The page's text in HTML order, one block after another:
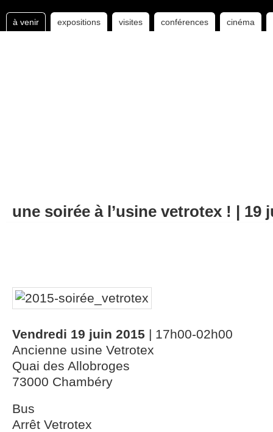
à venir expositions visites conférences cinéma
une soirée à l’usine vetrotex ! | 19
Vendredi 19 juin 2015 | 17h00-02h00
Ancienne usine Vetrotex
Quai des Allobroges
73000 Chambéry
Bus
Arrêt Vetrotex